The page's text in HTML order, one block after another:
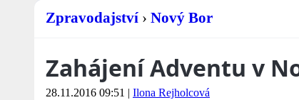
Zpravodajství › Nový Bor
Zahájení Adventu v
28.11.2016 09:51 | Ilona Rejholcová